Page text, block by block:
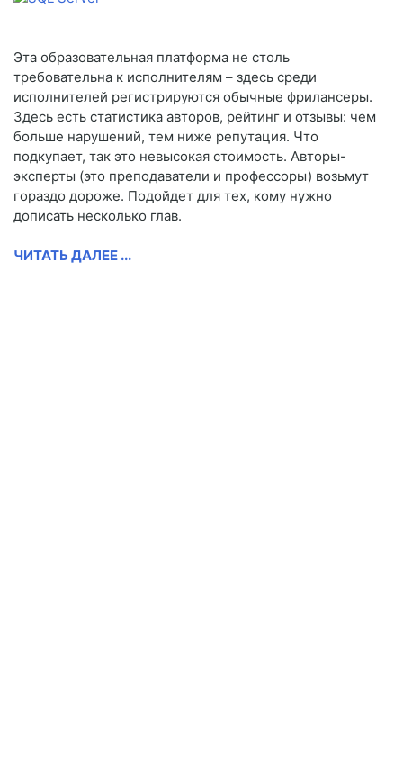
Эта образовательная платформа не столь
требовательна к исполнителям – здесь среди
исполнителей регистрируются обычные фрилансеры.
Здесь есть статистика авторов, рейтинг и отзывы: чем
больше нарушений, тем ниже репутация. Что
подкупает, так это невысокая стоимость. Авторы-
эксперты (это преподаватели и профессоры) возьмут
гораздо дороже. Подойдет для тех, кому нужно
дописать несколько глав.
ЧИТАТЬ ДАЛЕЕ ...